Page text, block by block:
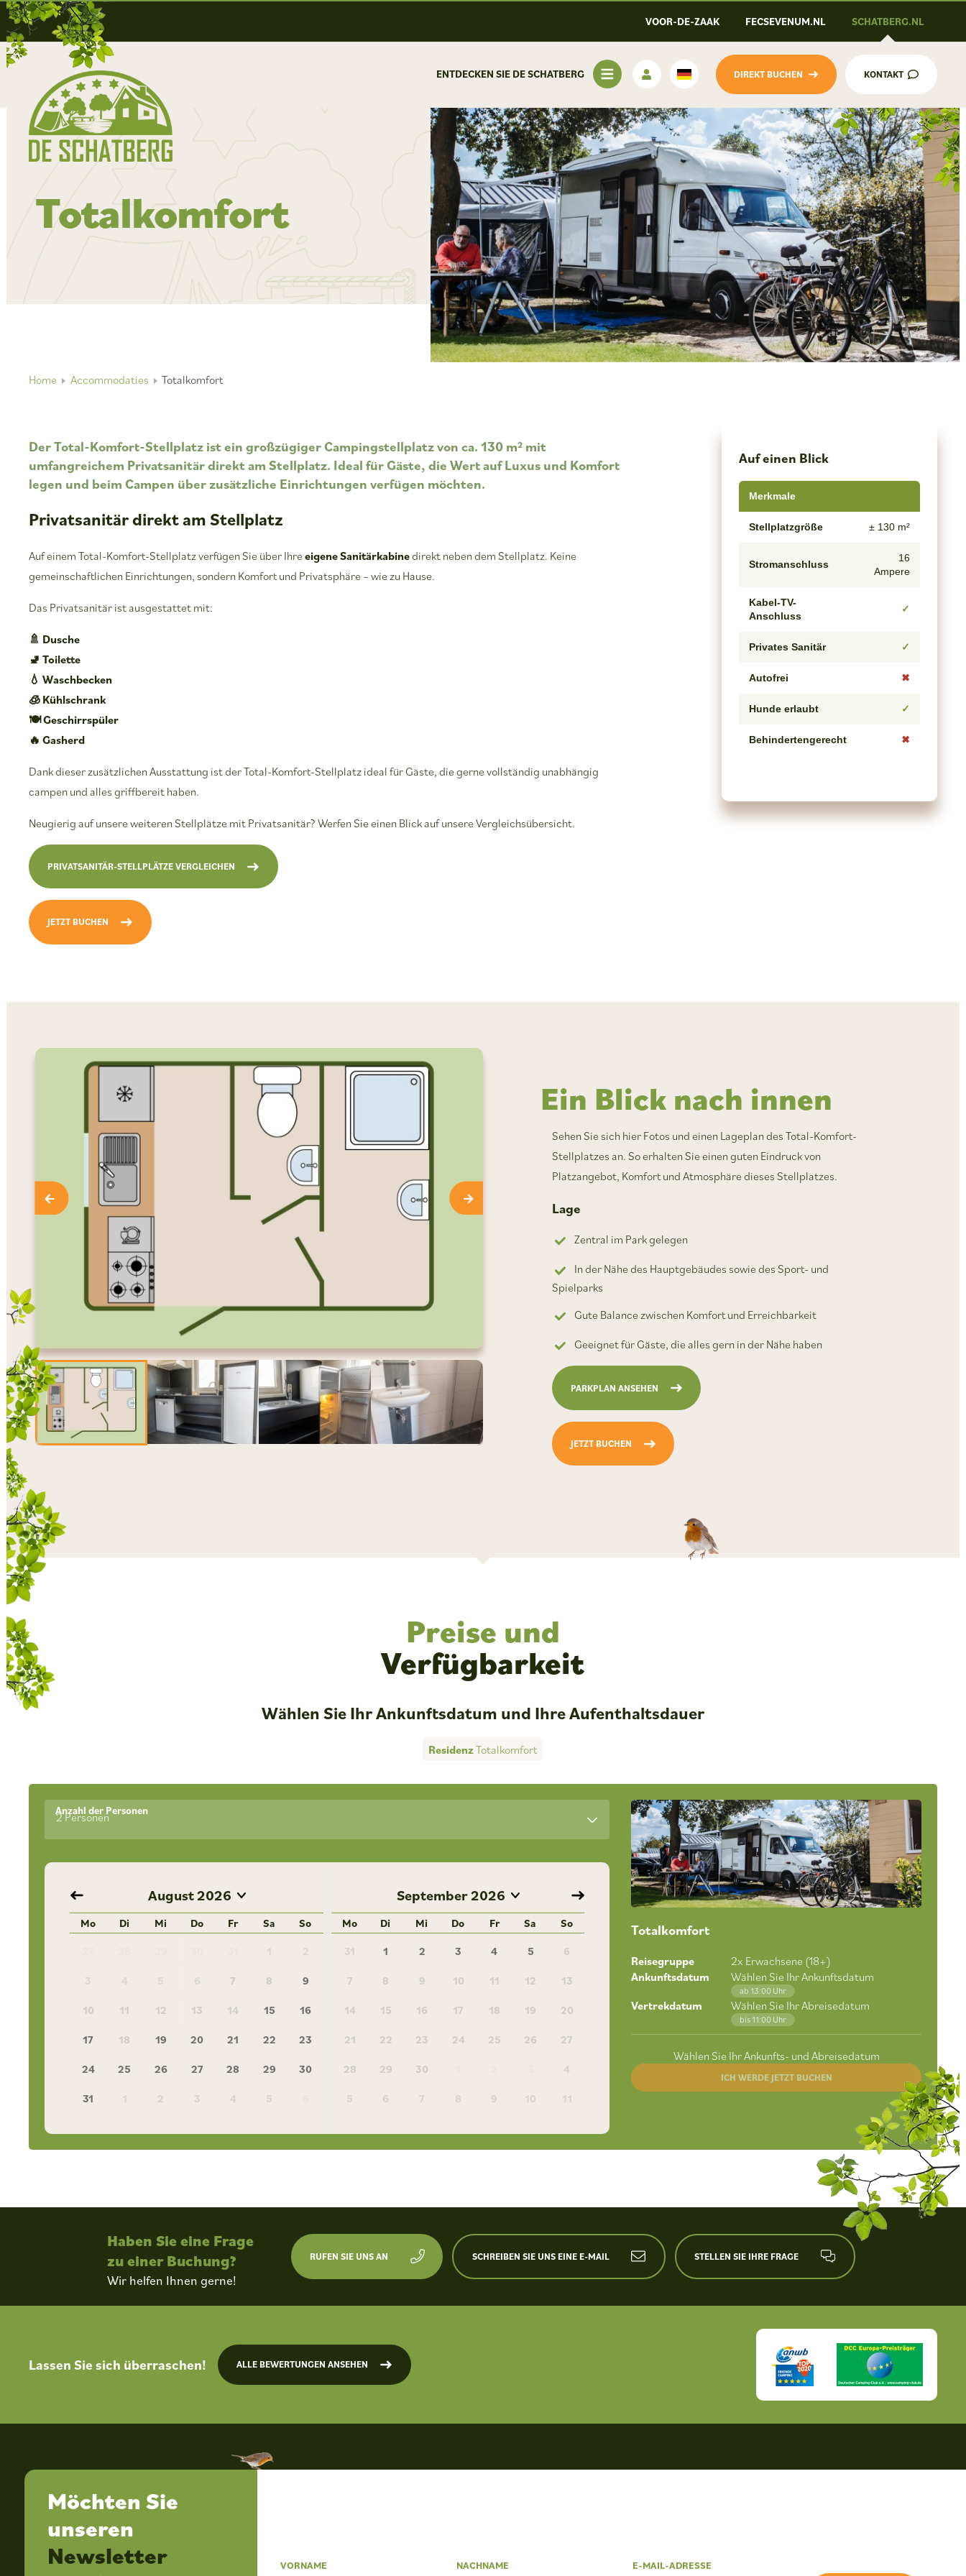
VOOR-DE-ZAAK FECSEVENUM.NL SCHATBERG.NL
ENTDECKEN SIE DE SCHATBERG
Deutsch
DIREKT BUCHEN KONTAKT
Totalkomfort
Home Accommodaties Totalkomfort
Der Total-Komfort-Stellplatz ist ein großzügiger Campingstellplatz von ca. 130 m² mit
umfangreichem Privatsanitär direkt am Stellplatz. Ideal für Gäste, die Wert auf Luxus und Komfort
legen und beim Campen über zusätzliche Einrichtungen verfügen möchten.
Privatsanitär direkt am Stellplatz
Auf einem Total-Komfort-Stellplatz verfügen Sie über Ihreeigene Sanitärkabinedirekt neben dem Stellplatz. Keine
gemeinschaftlichen Einrichtungen, sondern Komfort und Privatsphäre – wie zu Hause.
Das Privatsanitär ist ausgestattet mit:
🚿 Dusche
🚽 Toilette
💧 Waschbecken
🧊 Kühlschrank
🍽️ Geschirrspüler
🔥 Gasherd
Dank dieser zusätzlichen Ausstattung ist der Total-Komfort-Stellplatz ideal für Gäste, die gerne vollständig unabhängig
campen und alles griffbereit haben.
Neugierig auf unsere weiteren Stellplätze mit Privatsanitär? Werfen Sie einen Blick auf unsere Vergleichsübersicht.
PRIVATSANITÄR-STELLPLÄTZE VERGLEICHEN
JETZT BUCHEN
Auf einen Blick
Merkmale
Stellplatzgröße ± 130 m²
Stromanschluss
16
Ampere
Kabel-TV-
Anschluss
✓
Privates Sanitär ✓
Autofrei ✖
Hunde erlaubt ✓
Behindertengerecht ✖
Ein Blick nach innen
Sehen Sie sich hier Fotos und einen Lageplan des Total-Komfort-
Stellplatzes an. So erhalten Sie einen guten Eindruck von
Platzangebot, Komfort und Atmosphäre dieses Stellplatzes.
Lage
Zentral im Park gelegen
In der Nähe des Hauptgebäudes sowie des Sport- und
Spielparks
Gute Balance zwischen Komfort und Erreichbarkeit
Geeignet für Gäste, die alles gern in der Nähe haben
PARKPLAN ANSEHEN
JETZT BUCHEN
Preise und
Verfügbarkeit
Wählen Sie Ihr Ankunftsdatum und Ihre Aufenthaltsdauer
ResidenzTotalkomfort
Anzahl der Personen
2 Personen
August2026
Mo Di Mi Do Fr Sa So
7 8 9
10 11 12 13 14 15 16
17 18 19 20 21 22 23
24 25 26 27 28 29 30
31 1 2 3 4 5
September2026
Mo Di Mi Do Fr Sa So
31 1 2 3 4 5 6
7 8 9 10 11 12 13
14 15 16 17 18 19 20
21 22 23 24 25 26 27
28 29 30 4
5 6 7 8 9 10 11
Totalkomfort
Reisegruppe 2x Erwachsene (18+)
Ankunftsdatum
Wählen Sie Ihr Ankunftsdatum
ab 13:00 Uhr
Vertrekdatum Wählen Sie Ihr Abreisedatum
bis 11:00 Uhr
Wählen Sie Ihr Ankunfts- und Abreisedatum
ICH WERDE JETZT BUCHEN
Haben Sie eine Frage
zu einer Buchung?
Wir helfen Ihnen gerne!
RUFEN SIE UNS AN SCHREIBEN SIE UNS EINE E-MAIL STELLEN SIE IHRE FRAGE Rezeption
Lassen Sie sich überraschen! ALLE BEWERTUNGEN ANSEHEN
Möchten Sie
unseren
Newsletter
VORNAME NACHNAME E-MAIL-ADRESSE